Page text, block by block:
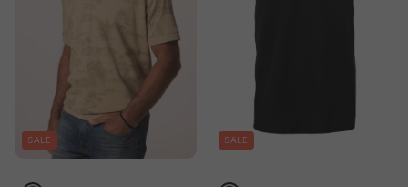
SALE SALE